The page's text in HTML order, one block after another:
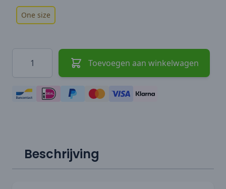
One size
Hoeveelheid
Toevoegen aan winkelwagen
Beschrijving